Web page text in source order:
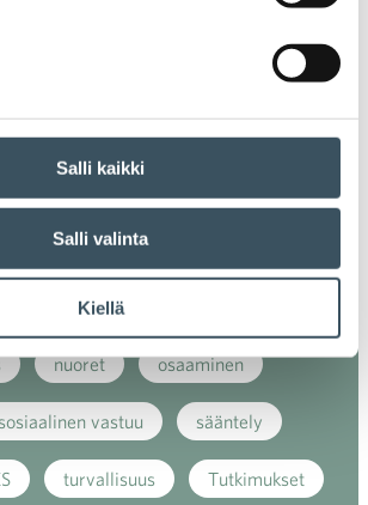
Salli kaikki
Salli valinta
Kiellä
kauppa kemikaalit
kuluttajat kuluttajien luottamus
myynti
nuoret osaaminen
sosiaalinen vastuu sääntely
turvallisuus Tutkimukset